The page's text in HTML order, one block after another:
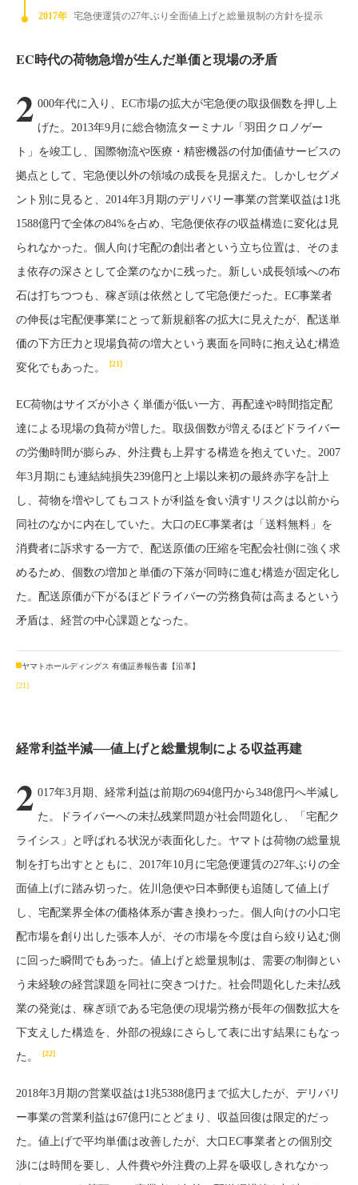
2017年 宅急便運賃の27年ぶり全面値上げと総量規制の方針を提示
EC時代の荷物急増が生んだ単価と現場の矛盾
2 000年代に入り、EC市場の拡大が宅急便の取扱個数を押し上
げた。2013年9月に総合物流ターミナル「羽田クロノゲー
ト」を竣工し、国際物流や医療・精密機器の付加価値サービスの
拠点として、宅急便以外の領域の成長を見据えた。しかしセグメ
ント別に見ると、2014年3月期のデリバリー事業の営業収益は1兆
1588億円で全体の84%を占め、宅急便依存の収益構造に変化は見
られなかった。個人向け宅配の創出者という立ち位置は、そのま
ま依存の深さとして企業のなかに残った。新しい成長領域への布
石は打ちつつも、稼ぎ頭は依然として宅急便だった。EC事業者
の伸長は宅配便事業にとって新規顧客の拡大に見えたが、配送単
価の下方圧力と現場負荷の増大という裏面を同時に抱え込む構造
変化でもあった。
[21]
EC荷物はサイズが小さく単価が低い一方、再配達や時間指定配
達による現場の負荷が増した。取扱個数が増えるほどドライバー
の労働時間が膨らみ、外注費も上昇する構造を抱えていた。2007
年3月期にも連結純損失239億円と上場以来初の最終赤字を計上
し、荷物を増やしてもコストが利益を食い潰すリスクは以前から
同社のなかに内在していた。大口のEC事業者は「送料無料」を
消費者に訴求する一方で、配送原価の圧縮を宅配会社側に強く求
めるため、個数の増加と単価の下落が同時に進む構造が固定化し
た。配送原価が下がるほどドライバーの労務負荷は高まるという
矛盾は、経営の中心課題となった。
ヤマトホールディングス 有価証券報告書【沿革】
[21]
経常利益半減──値上げと総量規制による収益再建
2 017年3月期、経常利益は前期の694億円から348億円へ半減し
た。ドライバーへの未払残業問題が社会問題化し、「宅配ク
ライシス」と呼ばれる状況が表面化した。ヤマトは荷物の総量規
制を打ち出すとともに、2017年10月に宅急便運賃の27年ぶりの全
面値上げに踏み切った。佐川急便や日本郵便も追随して値上げ
し、宅配業界全体の価格体系が書き換わった。個人向けの小口宅
配市場を創り出した張本人が、その市場を今度は自ら絞り込む側
に回った瞬間でもあった。値上げと総量規制は、需要の制御とい
う未経験の経営課題を同社に突きつけた。社会問題化した未払残
業の発覚は、稼ぎ頭である宅急便の現場労務が長年の個数拡大を
下支えした構造を、外部の視線にさらして表に出す結果にもなっ
た。
[22]
2018年3月期の営業収益は1兆5388億円まで拡大したが、デリバリ
ー事業の営業利益は67億円にとどまり、収益回復は限定的だっ
た。値上げで平均単価は改善したが、大口EC事業者との個別交
渉には時間を要し、人件費や外注費の上昇を吸収しきれなかっ